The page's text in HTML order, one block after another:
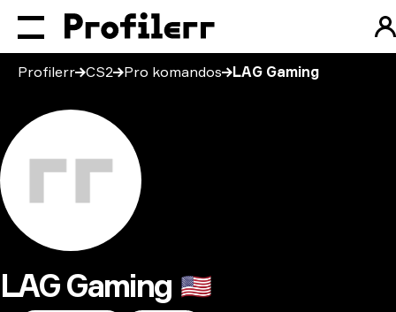
Profilerr CS2 Pro komandos LAG Gaming
LAG Gaming 🇺🇸